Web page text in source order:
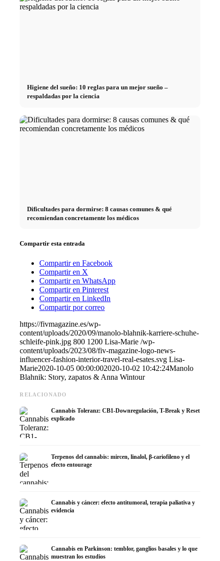
Higiene del sueño: 10 reglas para un mejor sueño –
respaldadas por la ciencia
Dificultades para dormirse: 8 causas comunes & qué
recomiendan concretamente los médicos
Compartir esta entrada
Compartir en Facebook
Compartir en X
Compartir en WhatsApp
Compartir en Pinterest
Compartir en LinkedIn
Compartir por correo
https://fivmagazine.es/wp-
content/uploads/2020/09/manolo-blahnik-karriere-schuhe-
schleife-pink.jpg 800 1200 Lisa-Marie /wp-
content/uploads/2023/08/fiv-magazine-logo-news-
influencer-fashion-interior-travel-real-esates.svg Lisa-
Marie2020-10-05 00:00:002020-10-02 10:42:24Manolo
Blahnik: Story, zapatos & Anna Wintour
RELACIONADO
Cannabis Toleranz: CB1-Downregulación, T-Break y Reset
explicado
Terpenos del cannabis: mircen, linalol, β-cariofileno y el
efecto entourage
Cannabis y cáncer: efecto antitumoral, terapia paliativa y
evidencia
Cannabis en Parkinson: temblor, ganglios basales y lo que
muestran los estudios